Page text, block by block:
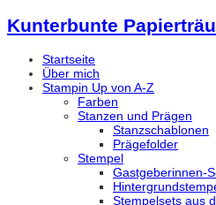
Kunterbunte
Startseite
Über mich
Stampin Up von A-Z
Farben
Stanzen und Prägen
Stanzschablonen
Prägefolder
Stempel
Gastgeberinnen-
Stempelsets aus